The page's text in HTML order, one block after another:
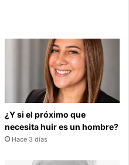
¿Y si el próximo que
necesita huir es un hombre?
Hace 3 días